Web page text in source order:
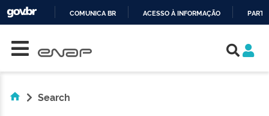
COMUNICA BR ACESSO À INFORMAÇÃO
Search